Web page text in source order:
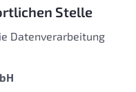
Stelle
Datenverarbeitung